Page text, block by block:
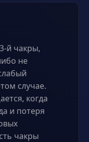
й чакры,
не
случае.
когда
и потеря
чакры